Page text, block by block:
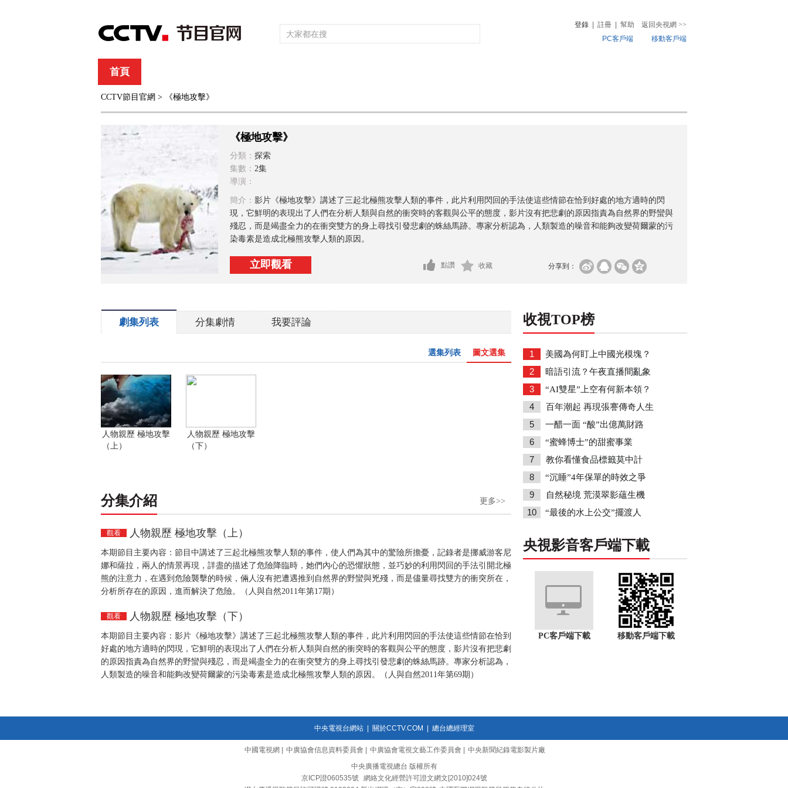
登錄 註冊 幫助 返回央視網 >>
PC客戶端
移動客戶端
首頁
綜合 新聞 財經 綜藝 中文國際
CCTV節目官網 > 《極地攻擊》
《極地攻擊》
分類： 探索
集數： 2集
導演：
簡介： 影片《極地攻擊》講述了三起北極熊攻擊人類的事件，此片利用閃回的手法使這些情節在恰到好處的地方適時的閃
現，它鮮明的表現出了人們在分析人類與自然的衝突時的客觀與公平的態度，影片沒有把悲劇的原因指責為自然界的野蠻與
殘忍，而是竭盡全力的在衝突雙方的身上尋找引發悲劇的蛛絲馬跡。專家分析認為，人類製造的噪音和能夠改變荷爾蒙的污
染毒素是造成北極熊攻擊人類的原因。
立即觀看 分享到：
點讚 收藏
劇集列表 分集劇情 我要評論
圖文選集
選集列表
人物親歷 極地攻擊
（上）
人物親歷 極地攻擊
（下）
分集介紹 更多>>
觀看 人物親歷 極地攻擊（上）
本期節目主要內容：節目中講述了三起北極熊攻擊人類的事件，使人們為其中的驚險所擔憂，記錄者是挪威游客尼
娜和薩拉，兩人的情景再現，詳盡的描述了危險降臨時，她們內心的恐懼狀態，並巧妙的利用閃回的手法引開北極
熊的注意力，在遇到危險襲擊的時候，倆人沒有把遭遇推到自然界的野蠻與兇殘，而是儘量尋找雙方的衝突所在，
分析所存在的原因，進而解決了危險。（人與自然2011年第17期）
觀看 人物親歷 極地攻擊（下）
本期節目主要內容：影片《極地攻擊》講述了三起北極熊攻擊人類的事件，此片利用閃回的手法使這些情節在恰到
好處的地方適時的閃現，它鮮明的表現出了人們在分析人類與自然的衝突時的客觀與公平的態度，影片沒有把悲劇
的原因指責為自然界的野蠻與殘忍，而是竭盡全力的在衝突雙方的身上尋找引發悲劇的蛛絲馬跡。專家分析認為，
人類製造的噪音和能夠改變荷爾蒙的污染毒素是造成北極熊攻擊人類的原因。（人與自然2011年第69期）
收視TOP榜
1 美國為何盯上中國光模塊？
2 暗語引流？午夜直播間亂象
3 “AI雙星”上空有何新本領？
4 百年潮起 再現張謇傳奇人生
5 一醋一面 “酸”出億萬財路
6 “蜜蜂博士”的甜蜜事業
7 教你看懂食品標籤莫中計
8 “沉睡”4年保單的時效之爭
9 自然秘境 荒漠翠影蘊生機
10 “最後的水上公交”擺渡人
央視影音客戶端下載
PC客戶端下載 移動客戶端下載
中央電視台網站| 關於CCTV.COM 總台總經理室
中國電視網 中廣協會信息資料委員會 中廣協會電視文藝工作委員會
中央新聞紀錄電影製片廠
中央廣播電視總台 版權所有
京ICP證060535號
網絡文化經營許可證文網文[2010]024號